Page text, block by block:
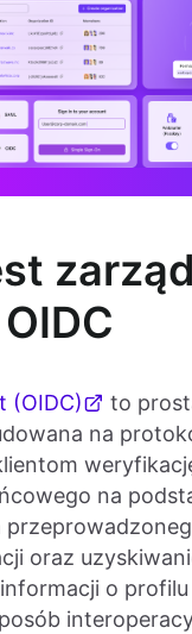
(OIDC)
to
na
na
oraz
o